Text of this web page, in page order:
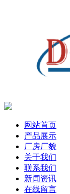
网站首页
产品展示
厂房厂貌
关于我们
联系我们
新闻资讯
在线留言